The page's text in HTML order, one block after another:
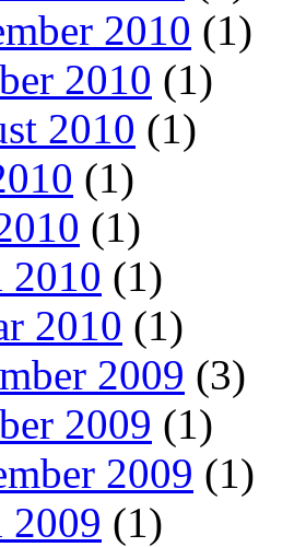
2010 (1)
2010 (1)
2010 (1)
(1)
(1)
(1)
2010 (1)
2009 (3)
2009 (1)
2009 (1)
(1)